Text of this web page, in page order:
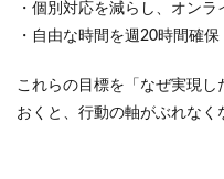
・個別対応を減らし、オン
・自由な時間を週20時間確保
これらの目標を「なぜ実現
おくと、行動の軸がぶれなく